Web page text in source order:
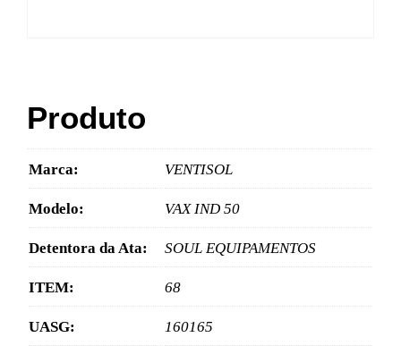
Produto
Marca: VENTISOL
Modelo: VAX IND 50
Detentora da Ata: SOUL EQUIPAMENTOS
ITEM: 68
UASG: 160165